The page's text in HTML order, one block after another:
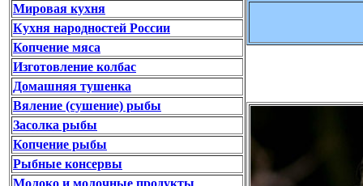
Мировая кухня
Кухня народностей России
Копчение мяса
Изготовление колбас
Домашняя тушенка
Вяление (сушение) рыбы
Засолка рыбы
Копчение рыбы
Рыбные консервы
Молоко и молочные продукты